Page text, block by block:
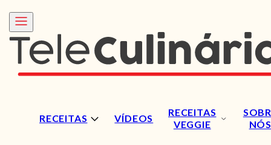
RECEITAS VÍDEOS
RECEITAS
VEGGIE
NÓS